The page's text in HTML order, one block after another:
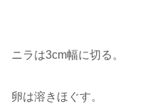
ニラは3cm幅に切る。
卵は溶きほぐす。